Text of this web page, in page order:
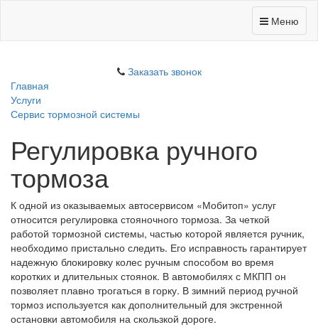
Меню
Заказать звонок
Главная
Услуги
Сервис тормозной системы
Регулировка ручного
тормоза
К одной из оказываемых автосервисом «Мобитоп» услуг
относится регулировка стояночного тормоза. За четкой
работой тормозной системы, частью которой является ручник,
необходимо пристально следить. Его исправность гарантирует
надежную блокировку колес ручным способом во время
коротких и длительных стоянок. В автомобилях с МКПП он
позволяет плавно трогаться в горку. В зимний период ручной
тормоз используется как дополнительный для экстренной
остановки автомобиля на скользкой дороге.